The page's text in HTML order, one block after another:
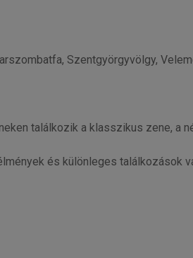
Szentgyörgyvölgy,
találkozik a klasszikus zene, a
és különleges találkozások